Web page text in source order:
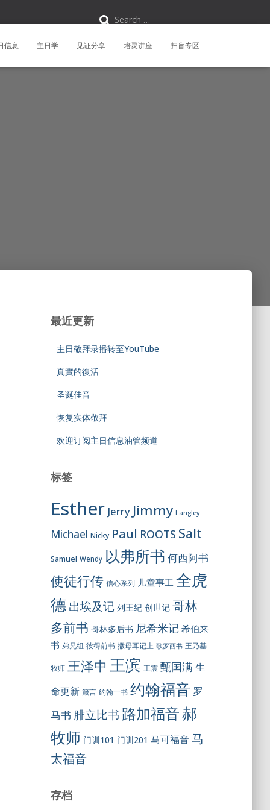
Search …
信息 主日学 见证分享 培灵讲座 扫盲专区
最近更新
主日敬拜录播转至YouTube
真實的復活
圣诞佳音
恢复实体敬拜
欢迎订阅主日信息油管频道
标签
Esther Jerry Jimmy Langley
Michael Nicky Paul ROOTS Salt
Samuel Wendy 以弗所书 何西阿书
使徒行传 信心系列 儿童事工 全虎
德 出埃及记 列王纪 创世记 哥林
多前书 哥林多后书 尼希米记 希伯来
书 弟兄组 彼得前书 撒母耳记上 歌罗西书 王乃基
牧师 王泽中 王滨 王震 甄国满 生
命更新 箴言 约翰一书 约翰福音 罗
马书 腓立比书 路加福音郝
牧师 门训101 门训201 马可福音 马
太福音
存档